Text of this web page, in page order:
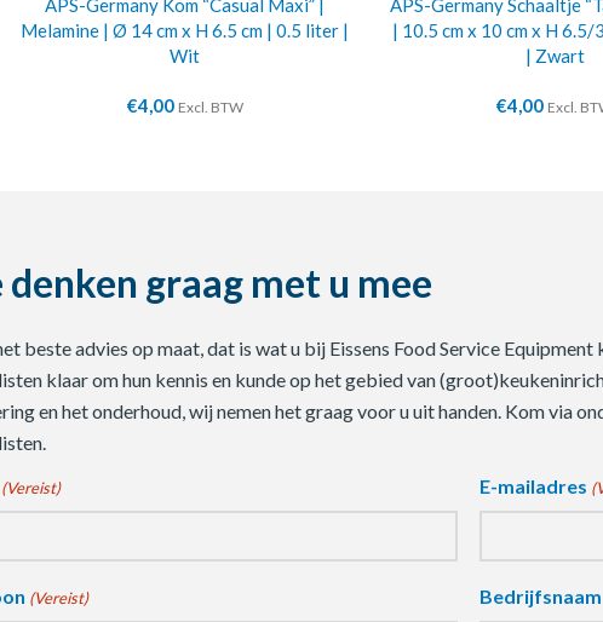
APS-Germany Kom “Casual Maxi” |
Melamine | Ø 14 cm x H 6.5 cm | 0.5 liter |
Wit
€4,00 Excl. BTW
APS-Germany Schaaltje
| 10.5 cm x 10 cm x H
| Zwart
€4,00 Excl.
denken graag met u mee
beste advies op maat, dat is wat u bij Eissens Food Service
klaar om hun kennis en kunde op het gebied van
en het onderhoud, wij nemen het graag voor u uit handen. Kom via
(Vereist) E-mailadres
(Vereist) Bedrijfsnaam